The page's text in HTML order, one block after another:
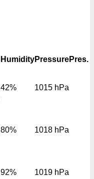
HumidityPressurePres.
42% 1015 hPa
80% 1018 hPa
92% 1019 hPa